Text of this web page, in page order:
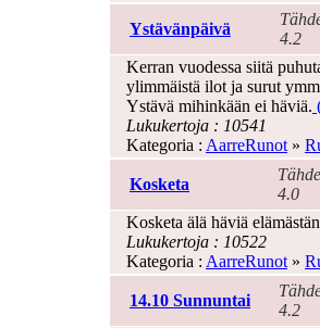
Ystävänpäivä
4.2
Kerran vuodessa siitä
ylimmäistä ilot ja surut
Ystävä mihinkään ei häviä.
Lukukertoja : 10541
Kategoria : AarreRunot »
Kosketa
4.0
Kosketa älä häviä
Lukukertoja : 10522
Kategoria : AarreRunot »
14.10 Sunnuntai
4.2